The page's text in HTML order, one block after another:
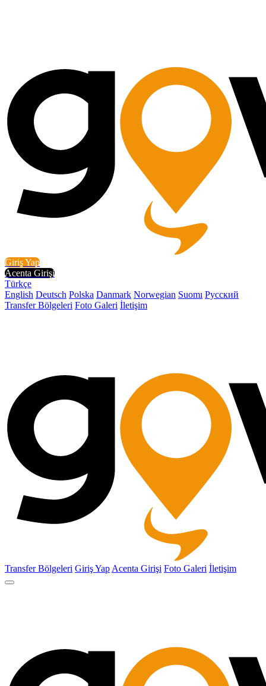
Giriş Yap
Acenta Girişi
Türkçe
English Deutsch Polska Danmark Norwegian Suomı Русский
Transfer Bölgeleri Foto Galeri İletişim
Transfer Bölgeleri Giriş Yap Acenta Girişi Foto Galeri İletişim